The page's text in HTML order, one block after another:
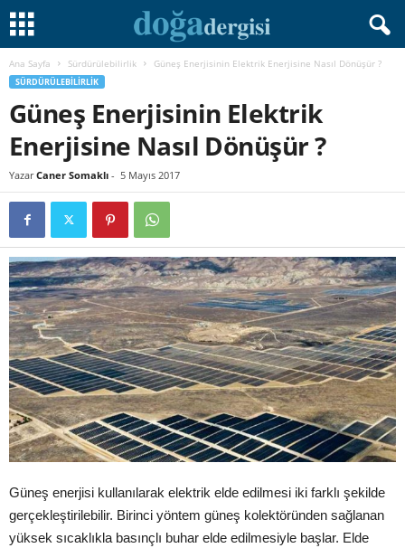
Ana Sayfa Sürdürülebilirlik Güneş Enerjisinin Elektrik Enerjisine Nasıl Dönüşür ?
SÜRDÜRÜLEBILIRLIK
Güneş Enerjisinin Elektrik
Enerjisine Nasıl Dönüşür ?
Yazar Caner Somaklı - 5 Mayıs 2017
Güneş enerjisi kullanılarak elektrik elde edilmesi iki farklı şekilde
gerçekleştirilebilir. Birinci yöntem güneş kolektöründen sağlanan
yüksek sıcaklıkla basınçlı buhar elde edilmesiyle başlar. Elde